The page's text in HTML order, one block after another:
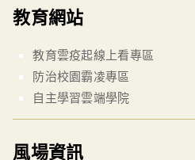
教育網站
教育雲疫起線上看專區
防治校園霸凌專區
自主學習雲端學院
風場資訊